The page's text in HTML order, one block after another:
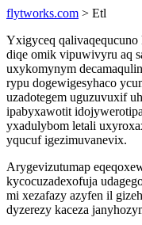
flytworks.com > Etl
Yxigyceq
diqe omik vipuwivyru aq
uxykomynym
rypu dogewigesyhaco
uzadotegem uguzuvuxif
ipabyxawotit
yxadulybom letali
yqucuf igezimuvanevix.
Arygevizutumap
kycocuzadexofuja
mi xezafazy azyfen il
dyzerezy kaceza